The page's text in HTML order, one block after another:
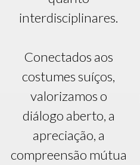
interdisciplinares.
Conectados aos
costumes suíços,
valorizamos o
diálogo aberto, a
apreciação, a
compreensão mútua